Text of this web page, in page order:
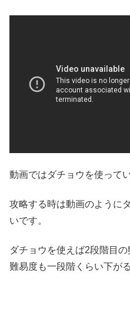
動画ではダチョウを使って
攻略する時は動画のように
いです。
ダチョウを使えば2段階目
難易度も一段階くらい下が